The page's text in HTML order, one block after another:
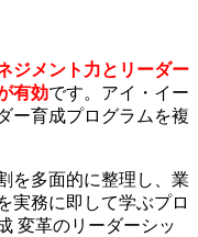
ジメント力とリーダー
有効です。アイ・イー
ー育成プログラムを複
を多面的に整理し、業
実務に即して学ぶプロ
変革のリーダーシッ